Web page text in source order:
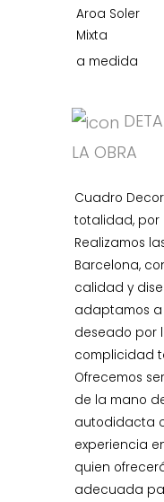
Aroa Soler
Mixta
a medida
LA OBRA
Cuadro
totalidad, por
Realizamos
Barcelona,
calidad y
adaptamos
deseado por
complicidad
Ofrecemos
de la mano
autodidacta
experiencia
quien
adecuada